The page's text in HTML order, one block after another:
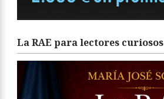
La RAE para lectores curiosos